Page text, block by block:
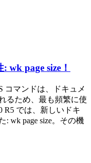
wk page size！
コマンドは、ドキュメ
るため、最も頻繁に使
R5 では、新しいドキ
: wk page size。その機